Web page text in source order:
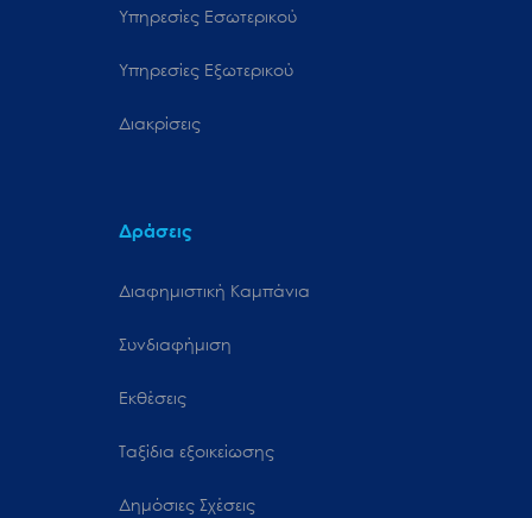
Υπηρεσίες Εσωτερικού
Υπηρεσίες Εξωτερικού
Διακρίσεις
Δράσεις
Διαφημιστική Καμπάνια
Συνδιαφήμιση
Εκθέσεις
Ταξίδια εξοικείωσης
Δημόσιες Σχέσεις